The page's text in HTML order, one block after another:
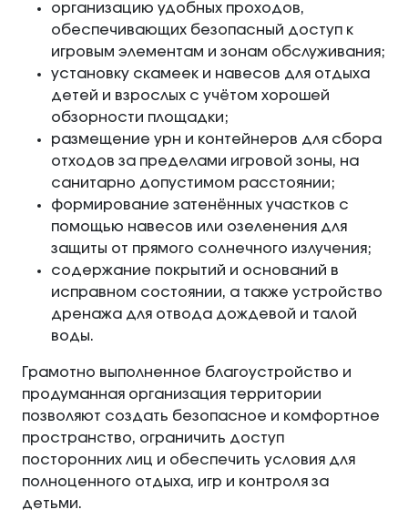
организацию удобных проходов,
обеспечивающих безопасный доступ к
игровым элементам и зонам обслуживания;
установку скамеек и навесов для отдыха
детей и взрослых с учётом хорошей
обзорности площадки;
размещение урн и контейнеров для сбора
отходов за пределами игровой зоны, на
санитарно допустимом расстоянии;
формирование затенённых участков с
помощью навесов или озеленения для
защиты от прямого солнечного излучения;
содержание покрытий и оснований в
исправном состоянии, а также устройство
дренажа для отвода дождевой и талой
воды.
Грамотно выполненное благоустройство и
продуманная организация территории
позволяют создать безопасное и комфортное
пространство, ограничить доступ
посторонних лиц и обеспечить условия для
полноценного отдыха, игр и контроля за
детьми.